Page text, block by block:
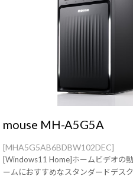
mouse MH-A5G5A
[MHA5G5AB6BDBW102DEC]
[Windows11 Home]ホームビデオの
ームにおすすめなスタンダードデスク